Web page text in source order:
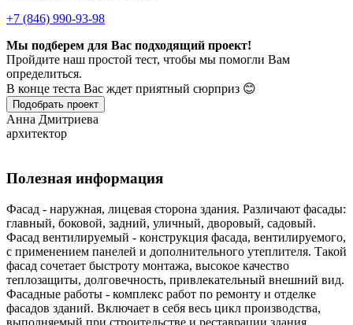
+7 (846) 990-93-98
Мы подберем для Вас подходящий проект!
Пройдите наш простой тест, чтобы мы помогли Вам
определиться.
В конце теста Вас ждет приятный сюрприз 😊
Подобрать проект
Анна Дмитриева
архитектор
Полезная информация
Фасад - наружная, лицевая сторона здания. Различают фасады:
главный, боковой, задний, уличный, дворовый, садовый.
Фасад вентилируемый - конструкция фасада, вентилируемого,
с применением панелей и дополнительного утеплителя. Такой
фасад сочетает быстроту монтажа, высокое качество
теплозащиты, долговечность, привлекательный внешний вид.
Фасадные работы - комплекс работ по ремонту и отделке
фасадов зданий. Включает в себя весь цикл производства,
выполняемый при строительстве и реставрации здания